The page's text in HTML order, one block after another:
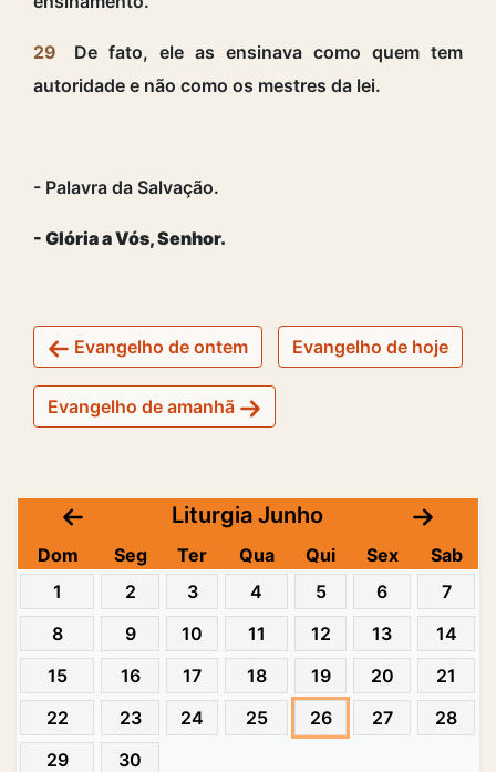
29
De fato, ele as ensinava como quem tem
autoridade e não como os mestres da lei.
- Palavra da Salvação.
- Glória a Vós, Senhor.
Evangelho de ontem Evangelho de hoje
Evangelho de amanhã
Liturgia Junho
Dom Seg Ter Qua Qui Sex
Sab
1
2 3 4 5 6
7
8
9 10 11 12 13
14
15
16 17 18 19 20
21
22
23 24 25 26 27
28
29
30